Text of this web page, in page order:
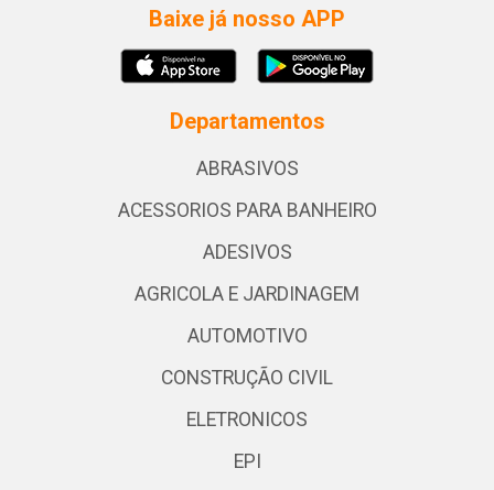
Baixe já nosso APP
Departamentos
ABRASIVOS
ACESSORIOS PARA BANHEIRO
ADESIVOS
AGRICOLA E JARDINAGEM
AUTOMOTIVO
CONSTRUÇÃO CIVIL
ELETRONICOS
EPI